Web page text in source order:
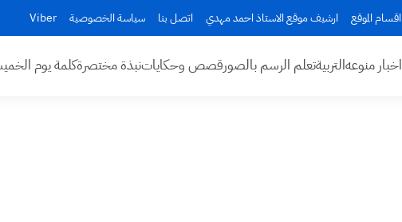
اقسام الموقع ارشيف موقع الاستاذ احمد مهدي اتصل بنا سياسة الخصوصية Viber
اخبار منوعهالتربيةتعلم الرسم بالصورقصص وحكاياتنبذة مختصرةكلمة يوم